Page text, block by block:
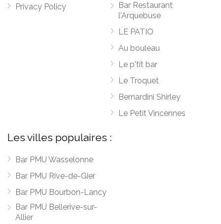
Privacy Policy
Bar Restaurant
l'Arquebuse
LE PATIO
Au bouleau
Le p'tit bar
Le Troquet
Bernardini Shirley
Le Petit Vincennes
Les villes populaires :
Bar PMU Wasselonne
Bar PMU Rive-de-Gier
Bar PMU Bourbon-Lancy
Bar PMU Bellerive-sur-
Allier